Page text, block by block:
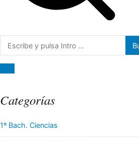
Buscar:
Categorías
1º Bach. Ciencias